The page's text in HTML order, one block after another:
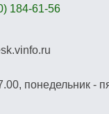
184-61-56
понедельник -